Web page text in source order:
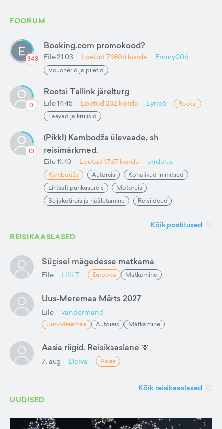
FOORUM
1343
Booking.com promokood?
Eile 21:03 Loetud 76806 korda Emmy006
Voucherid ja piletid
0
Rootsi Tallink järelturg
Eile 14:45 Loetud 232 korda Lyric6
Rootsi
Laevad ja kruiisid
13
(Pikk!) Kambodža ülevaade, sh
reisimärkmed.
Eile 11:43 Loetud 1767 korda endeluu
Kambodža Autoreis
Kohalikud inimesed
Lihtsalt puhkusereis
Motoreis
Seljakotireis ja hääletamine
Reisiideed
Kõik postitused
REISIKAASLASED
Sügisel mägedesse matkama
Eile Lilli T Euroopa Matkamine
Uus-Meremaa Märts 2027
Eile vandermand
Uus-Meremaa Autoreis Matkamine
Aasia riigid. Reisikaaslane 🫶
7. aug Daiva Aasia
Kõik reisikaaslased
UUDISED